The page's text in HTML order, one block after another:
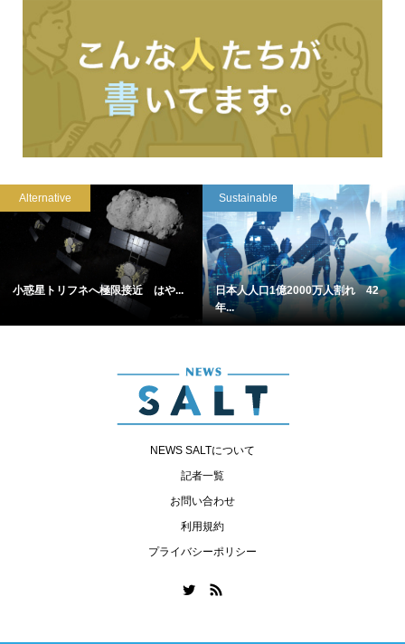
Alternative
小惑星トリフネへ極限接近 はや...
Sustainable
日本人人口1億2000万人割れ 42
年...
NEWS SALTについて
記者一覧
お問い合わせ
利用規約
プライバシーポリシー